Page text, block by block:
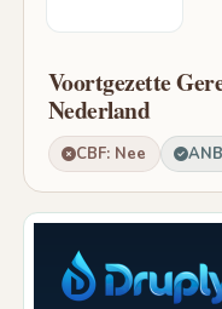
Voortgezette
Nederland
CBF: Nee